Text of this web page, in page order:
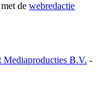
de webredactie
Mediaproducties B.V. -